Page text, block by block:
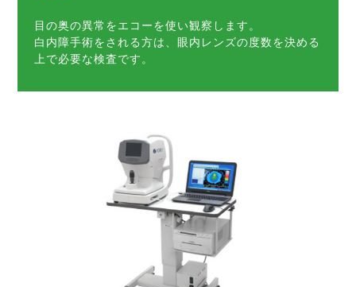
目の奥の異常をエコーを使い観察します。
白内障手術をされる方は、眼内レンズの度数を決める
上で必要な検査です。